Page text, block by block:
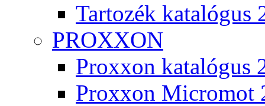
Tartozék katalógus
PROXXON
Proxxon katalógus
Proxxon Micromot